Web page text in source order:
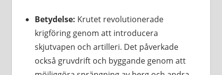
Betydelse: Krutet revolutionerade
krigföring genom att introducera
skjutvapen och artilleri. Det påverkade
också gruvdrift och byggande genom att